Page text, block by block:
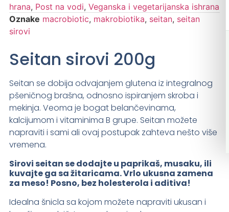
hrana, Post na vodi, Veganska i vegetarijanska ishrana
Oznake macrobiotic, makrobiotika, seitan, seitan
sirovi
Seitan sirovi 200g
Seitan se dobija odvajanjem glutena iz integralnog
pšeničnog brašna, odnosno ispiranjem skroba i
mekinja. Veoma je bogat belančevinama,
kalcijumom i vitaminima B grupe. Seitan možete
napraviti i sami ali ovaj postupak zahteva nešto više
vremena.
Sirovi seitan se dodajte u paprikaš, musaku, ili
kuvajte ga sa žitaricama. Vrlo ukusna zamena
za meso! Posno, bez holesterola i aditiva!
Idealna šnicla sa kojom možete napraviti ukusan i